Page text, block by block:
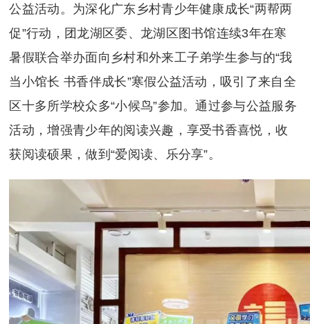
公益活动。为深化广东乡村青少年健康成长“两帮两
促”行动，团龙湖区委、龙湖区图书馆连续3年在寒
暑假联合举办面向乡村和外来工子弟学生参与的“我
当小馆长 书香伴成长”寒假公益活动，吸引了来自全
区十多所学校众多“小候鸟”参加。通过参与公益服务
活动，增强青少年的阅读兴趣，享受书香喜悦，收
获阅读硕果，做到“爱阅读、乐分享”。